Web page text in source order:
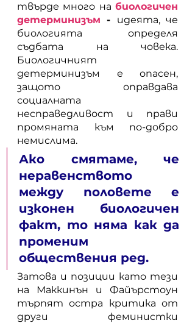
твърде много на биологичен
детерминизъм - идеята, че
биологията определя
съдбата на човека.
Биологичният
детерминизъм е опасен,
защото оправдава
социалната
несправедливост и прави
промяната към по-добро
немислима.
Ако смятаме, че
неравенството
между половете е
изконен биологичен
факт, то няма как да
променим
обществения ред.
Затова и позиции като тези
на Маккинън и Файърстоун
търпят остра критика от
други феминистки